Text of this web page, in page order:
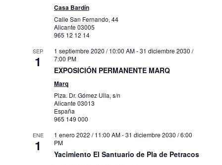
Casa Bardín
Calle San Fernando, 44
Alicante 03005
965 12 12 14
SEP
1
1 septiembre 2020 / 10:00 AM-31 diciembre 2030 /
7:00 PM
EXPOSICIÓN PERMANENTE MARQ
Marq
Plza. Dr. Gómez Ulla, s/n
Alicante 03013
España
965 149 000
ENE
1
1 enero 2022 / 11:00 AM-31 diciembre 2030 / 6:00
PM
Yacimiento El Santuario de Pla de Petracos